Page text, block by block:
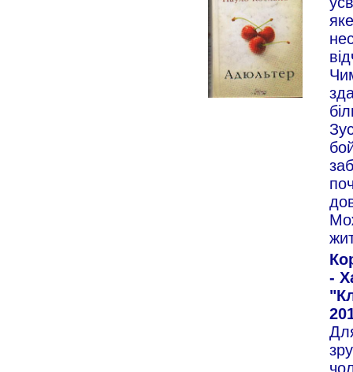
-